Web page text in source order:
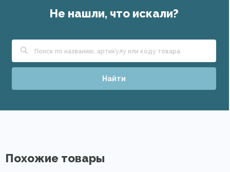
Не нашли, что искали?
Найти
Похожие товары